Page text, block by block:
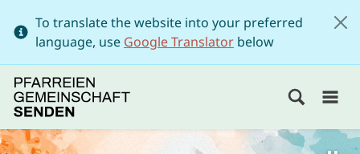
To translate the website into your preferred
language, use Google Translator below